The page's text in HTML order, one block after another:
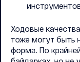
Ходовые
тоже могут быть
форма. По